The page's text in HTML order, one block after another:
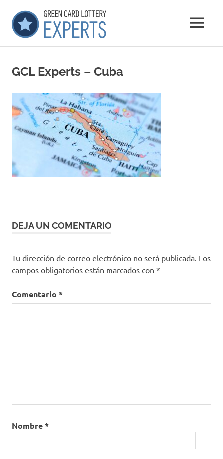
contenido
GCLExperts
Experts
MENÚ
GCL Experts – Cuba
DEJA UN COMENTARIO
Tu dirección de correo electrónico no será publicada. Los
campos obligatorios están marcados con *
Comentario *
Nombre*